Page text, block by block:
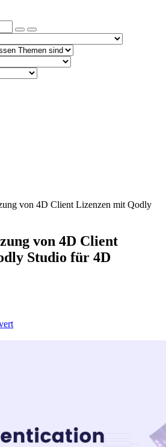
von 4D Client Lizenzen mit Qodly
von 4D Client
Studio für 4D